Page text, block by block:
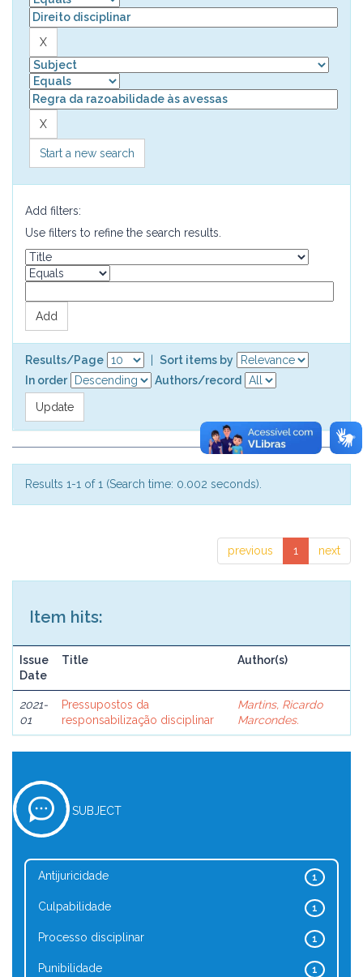
Start a new search
Add filters:
Use filters to refine the search results.
Results/Page
Sort items by
In order
Authors/record
Results 1-1 of 1 (Search time: 0.002 seconds).
previous 1 next
Item hits:
Issue
Date
Title Author(s)
2021-
01
Pressupostos da
responsabilização disciplinar
Martins, Ricardo
Marcondes.
SUBJECT
1
Antijuricidade
1
Culpabilidade
1
Processo disciplinar
1
Punibilidade